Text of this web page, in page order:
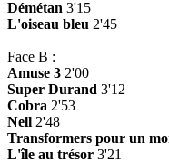
Démétan 3'15
L'oiseau bleu 2'45
Face B :
Amuse 3 2'00
Super Durand 3'12
Cobra 2'53
Nell 2'48
Transformers pour un
L'île au trésor 3'21